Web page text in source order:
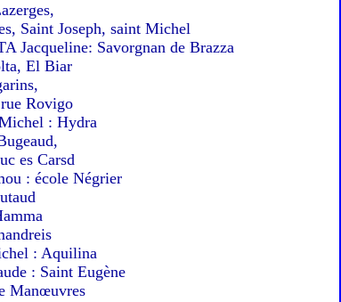
Saint Joseph, saint Michel
Jacqueline: Savorgnan de Brazza
El Biar
Rovigo
: Hydra
es Carsd
: école Négrier
: Aquilina
: Saint Eugène
Manœuvres